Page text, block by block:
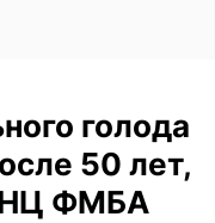
голода
50 лет,
ФМБА